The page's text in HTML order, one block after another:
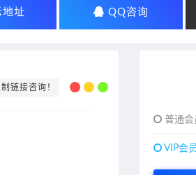
地址 QQ咨询
链接咨询！
普通会
VIP会